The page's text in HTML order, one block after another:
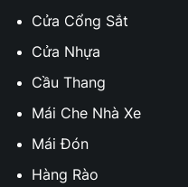
Cửa Cổng Sắt
Cửa Nhựa
Cầu Thang
Mái Che Nhà Xe
Mái Đón
Hàng Rào